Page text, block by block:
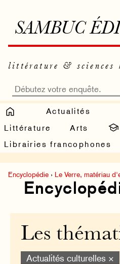
SAMBUC
littérature & sciences
Actualités
Littérature
Arts
Librairies francophones
Encyclopédie › Le Verre, matériau
Les
Actualités culturelles ×